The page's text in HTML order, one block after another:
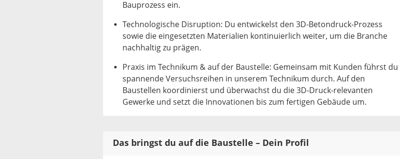
Bauprozess ein.
Technologische Disruption: Du entwickelst den 3D-Betondruck-Prozess
sowie die eingesetzten Materialien kontinuierlich weiter, um die Branche
nachhaltig zu prägen.
Praxis im Technikum & auf der Baustelle: Gemeinsam mit Kunden führst du
spannende Versuchsreihen in unserem Technikum durch. Auf den
Baustellen koordinierst und überwachst du die 3D-Druck-relevanten
Gewerke und setzt die Innovationen bis zum fertigen Gebäude um.
Das bringst du auf die Baustelle – Dein Profil